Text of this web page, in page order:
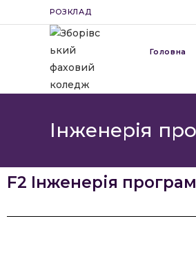
РОЗКЛАД
Головна
Інженерія
F2 Інженерія